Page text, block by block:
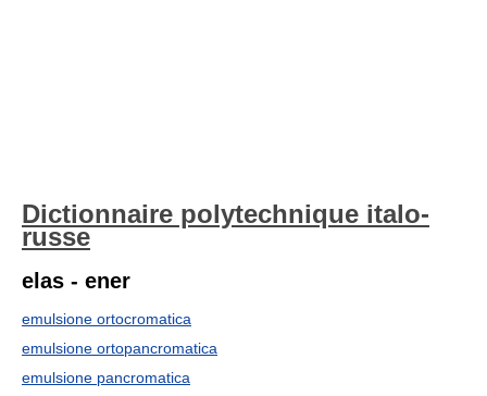
Dictionnaire polytechnique italo-
russe
elas - ener
emulsione ortocromatica
emulsione ortopancromatica
emulsione pancromatica